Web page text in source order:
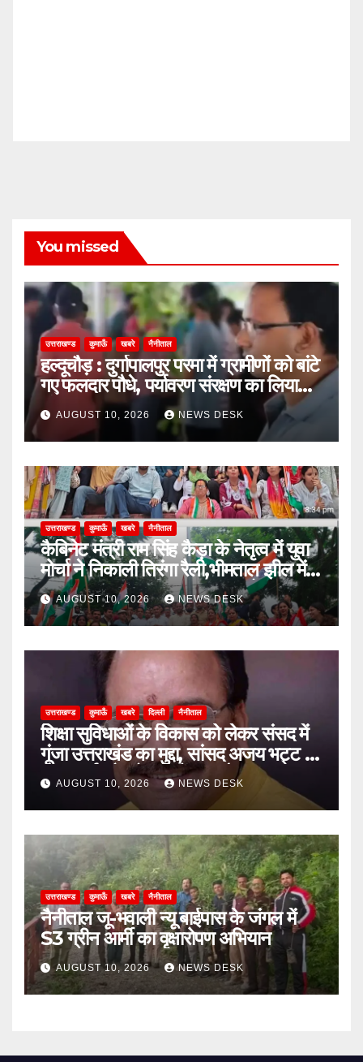
You missed
उत्तराखण्ड कुमाऊँ खबरे नैनीताल
हल्दूचौड़ : दुर्गापालपुर परमा में ग्रामीणों को बांटे
गए फलदार पौधे, पर्यावरण संरक्षण का लिया
संकल्प
AUGUST 10, 2026 NEWS DESK
उत्तराखण्ड कुमाऊँ खबरे नैनीताल
कैबिनेट मंत्री राम सिंह कैड़ा के नेतृत्व में युवा
मोर्चा ने निकाली तिरंगा रैली,भीमताल झील में
गूंजा ‘भारत माता की जय’ का जयघोष,
नौकाओं पर निकली भव्य तिरंगा यात्रा
AUGUST 10, 2026 NEWS DESK
उत्तराखण्ड कुमाऊँ खबरे दिल्ली नैनीताल
शिक्षा सुविधाओं के विकास को लेकर संसद में
गूंजा उत्तराखंड का मुद्दा, सांसद अजय भट्ट ने
मांगा खर्च और योजनाओं का ब्यौरा
AUGUST 10, 2026 NEWS DESK
उत्तराखण्ड कुमाऊँ खबरे नैनीताल
नैनीताल जू-भवाली न्यू बाईपास के जंगल में
S3 ग्रीन आर्मी का वृक्षारोपण अभियान
AUGUST 10, 2026 NEWS DESK